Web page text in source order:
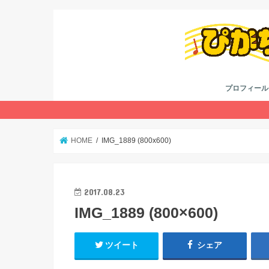
プロフィール
HOME IMG_1889 (800x600)
2017.08.23
IMG_1889 (800×600)
ツイート シェア